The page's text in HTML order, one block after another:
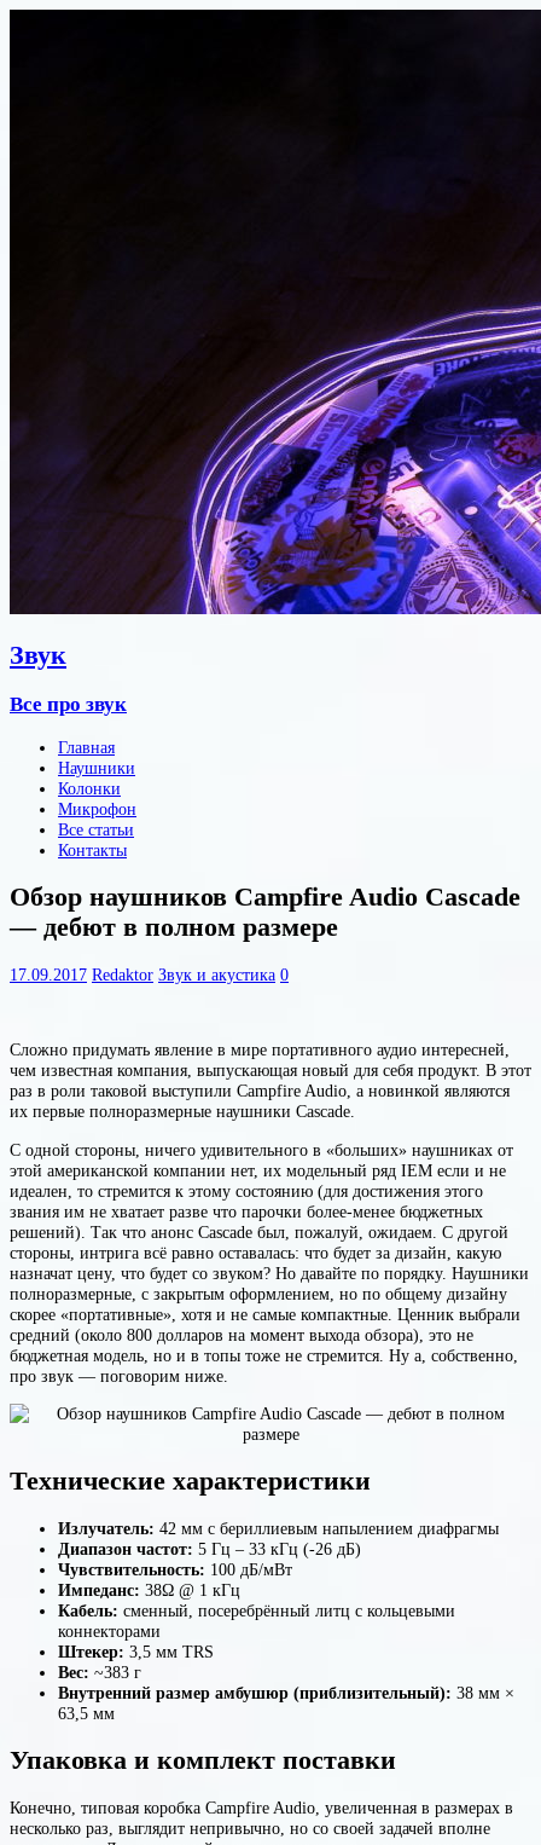
Звук
Все про звук
Главная
Наушники
Колонки
Микрофон
Все статьи
Контакты
Обзор наушников Campfire Audio Cascade
— дебют в полном размере
17.09.2017 Redaktor Звук и акустика 0
Сложно придумать явление в мире портативного аудио интересней,
чем известная компания, выпускающая новый для себя продукт. В этот
раз в роли таковой выступили Campfire Audio, а новинкой являются
их первые полноразмерные наушники Cascade.
С одной стороны, ничего удивительного в «больших» наушниках от
этой американской компании нет, их модельный ряд IEM если и не
идеален, то стремится к этому состоянию (для достижения этого
звания им не хватает разве что парочки более-менее бюджетных
решений). Так что анонс Cascade был, пожалуй, ожидаем. С другой
стороны, интрига всё равно оставалась: что будет за дизайн, какую
назначат цену, что будет со звуком? Но давайте по порядку. Наушники
полноразмерные, с закрытым оформлением, но по общему дизайну
скорее «портативные», хотя и не самые компактные. Ценник выбрали
средний (около 800 долларов на момент выхода обзора), это не
бюджетная модель, но и в топы тоже не стремится. Ну а, собственно,
про звук — поговорим ниже.
Технические характеристики
Излучатель: 42 мм с бериллиевым напылением диафрагмы
Диапазон частот: 5 Гц – 33 кГц (-26 дБ)
Чувствительность: 100 дБ/мВт
Импеданс: 38Ω @ 1 кГц
Кабель: сменный, посеребрённый литц с кольцевыми
коннекторами
Штекер: 3,5 мм TRS
Вес: ~383 г
Внутренний размер амбушюр (приблизительный): 38 мм ×
63,5 мм
Упаковка и комплект поставки
Конечно, типовая коробка Campfire Audio, увеличенная в размерах в
несколько раз, выглядит непривычно, но со своей задачей вполне